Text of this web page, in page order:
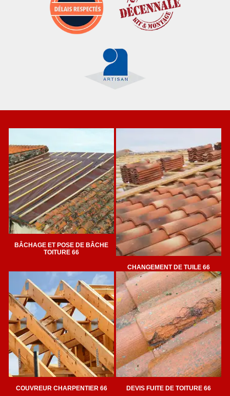
BÂCHAGE ET POSE DE BÂCHE
TOITURE 66
CHANGEMENT DE TUILE 66
COUVREUR CHARPENTIER 66 DEVIS FUITE DE TOITURE 66